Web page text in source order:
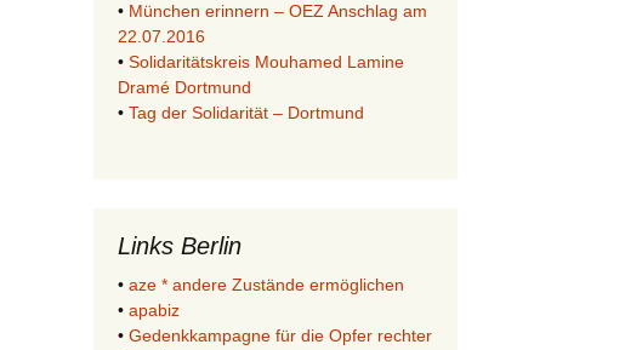
• München erinnern – OEZ Anschlag am
22.07.2016
• Solidaritätskreis Mouhamed Lamine
Dramé Dortmund
• Tag der Solidarität – Dortmund
Links Berlin
• aze * andere Zustände ermöglichen
• apabiz
• Gedenkkampagne für die Opfer rechter